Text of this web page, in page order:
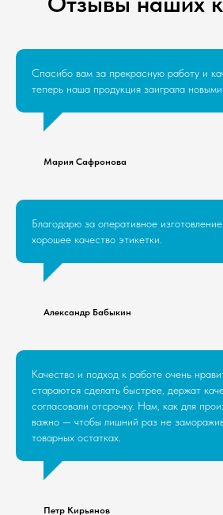
Спасибо вам за прекрасную работу и
теперь наша продукция заиграла
Мария Сафронова
Благодарю за оперативное
хорошее качество этикетки.
Александр Бабыкин
Качество и подход к работе очень
стараются сделать быстрее, держат
согласовали отсрочку. Нам, как для
важно — чтобы лишний раз не
товарных остатках.
Петр Кирьянов